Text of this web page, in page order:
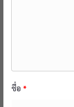
ชื่อ *